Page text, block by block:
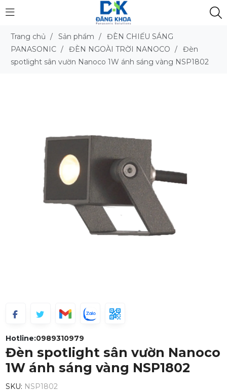
Trang chủ / Sản phẩm /
ĐÈN CHIẾU SÁNG
PANASONIC / ĐÈN NGOÀI TRỜI NANOCO /
Đèn
spotlight sân vườn Nanoco 1W ánh sáng vàng NSP1802
Hotline:0989310979
Đèn spotlight sân vườn Nanoco
1W ánh sáng vàng NSP1802
SKU: NSP1802